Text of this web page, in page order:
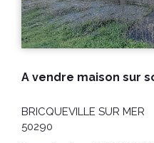
BRICQUEVILLE SUR MER
50290